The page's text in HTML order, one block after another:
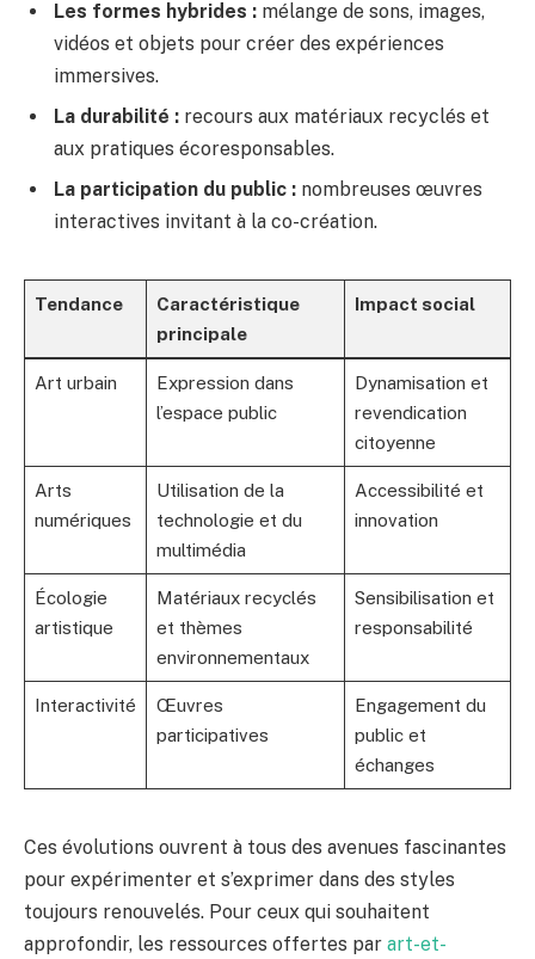
Les formes hybrides : mélange de sons, images,
vidéos et objets pour créer des expériences
immersives.
La durabilité : recours aux matériaux recyclés et
aux pratiques écoresponsables.
La participation du public : nombreuses œuvres
interactives invitant à la co-création.
Tendance
Caractéristique
principale
Impact social
Art urbain
Expression dans
l’espace public
Dynamisation et
revendication
citoyenne
Arts
numériques
Utilisation de la
technologie et du
multimédia
Accessibilité et
innovation
Écologie
artistique
Matériaux recyclés
et thèmes
environnementaux
Sensibilisation et
responsabilité
Interactivité
Œuvres
participatives
Engagement du
public et
échanges
Ces évolutions ouvrent à tous des avenues fascinantes
pour expérimenter et s’exprimer dans des styles
toujours renouvelés. Pour ceux qui souhaitent
approfondir, les ressources offertes par art-et-